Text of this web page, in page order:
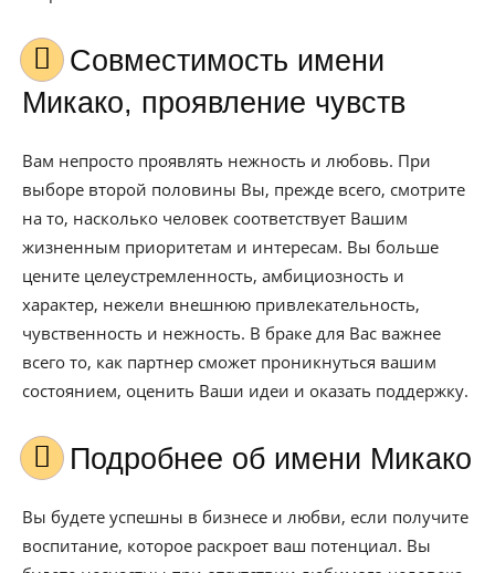
Совместимость имени
Микако, проявление чувств
Вам непросто проявлять нежность и любовь. При
выборе второй половины Вы, прежде всего, смотрите
на то, насколько человек соответствует Вашим
жизненным приоритетам и интересам. Вы больше
цените целеустремленность, амбициозность и
характер, нежели внешнюю привлекательность,
чувственность и нежность. В браке для Вас важнее
всего то, как партнер сможет проникнуться вашим
состоянием, оценить Ваши идеи и оказать поддержку.
Подробнее об имени Микако
Вы будете успешны в бизнесе и любви, если получите
воспитание, которое раскроет ваш потенциал. Вы